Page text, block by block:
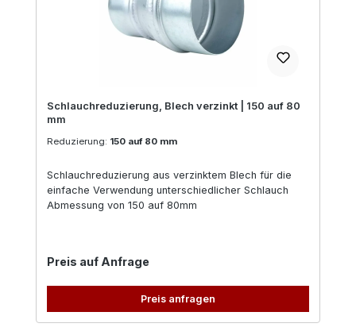
Schlauchreduzierung, Blech verzinkt | 150 auf 80
mm
Reduzierung: 150 auf 80 mm
Schlauchreduzierung aus verzinktem Blech für die
einfache Verwendung unterschiedlicher Schlauch
Abmessung von 150 auf 80mm
Regulärer Preis:
Preis auf Anfrage
Preis anfragen